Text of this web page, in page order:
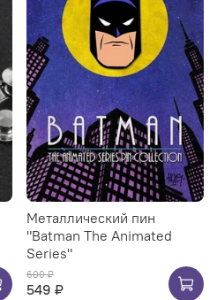
Металлический пин
"Batman The Animated
Series"
600 ₽
549 ₽